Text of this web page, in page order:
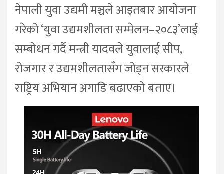
नेपाली युवा उद्यमी मञ्चले आइतबार आयोजना
गरेको ‘युवा उद्यमशीलता सम्मेलन–२०८३’लाई
सम्बोधन गर्दै मन्त्री यादवले युवालाई सीप,
रोजगार र उद्यमशीलतासँग जोड्न सरकारले
राष्ट्रिय अभियान अगाडि बढाएको बताए।